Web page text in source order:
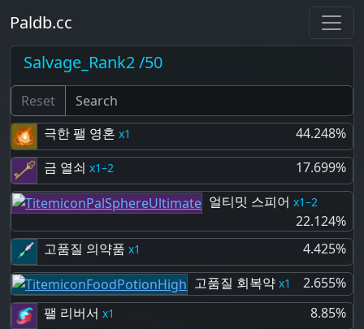
Paldb.cc
Salvage_Rank2 /50
Reset
극한 팰 영혼
1
44.248%
금 열쇠
1–2
17.699%
얼티밋 스피어
1–2
22.124%
고품질 의약품
1
4.425%
고품질 회복약
1
2.655%
팰 리버서
1
8.85%